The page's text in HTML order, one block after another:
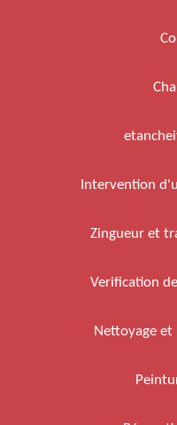
Intervention
Zingueur et
Verification
Nettoyage